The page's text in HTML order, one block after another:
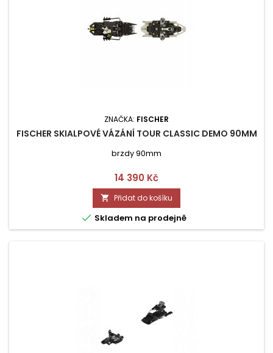
ZNAČKA: FISCHER
FISCHER SKIALPOVÉ VÁZÁNÍ TOUR CLASSIC DEMO 90MM
brzdy 90mm
Cena
14 390 Kč
 Přidat do košíku
 Skladem na prodejně